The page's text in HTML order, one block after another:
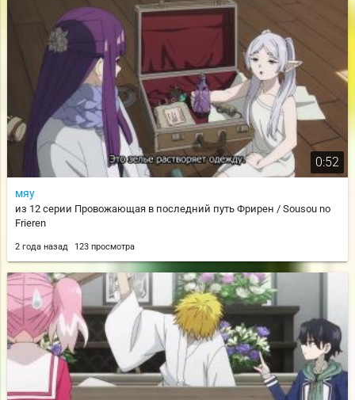
0:52
мяу
из 12 серии Провожающая в последний путь Фрирен / Sousou no
Frieren
2 года назад 123 просмотра